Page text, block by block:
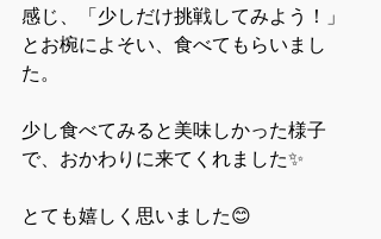
感じ、「少しだけ挑戦してみよう！」
とお椀によそい、食べてもらいまし
た。
少し食べてみると美味しかった様子
で、おかわりに来てくれました✨
とても嬉しく思いました😊